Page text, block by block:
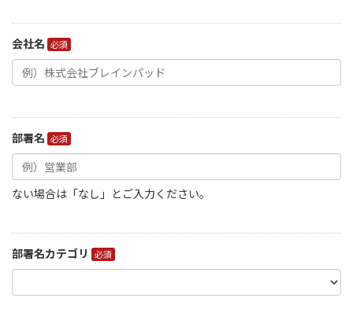
会社名
部署名
ない場合は「なし」とご入力ください。
部署名カテゴリ